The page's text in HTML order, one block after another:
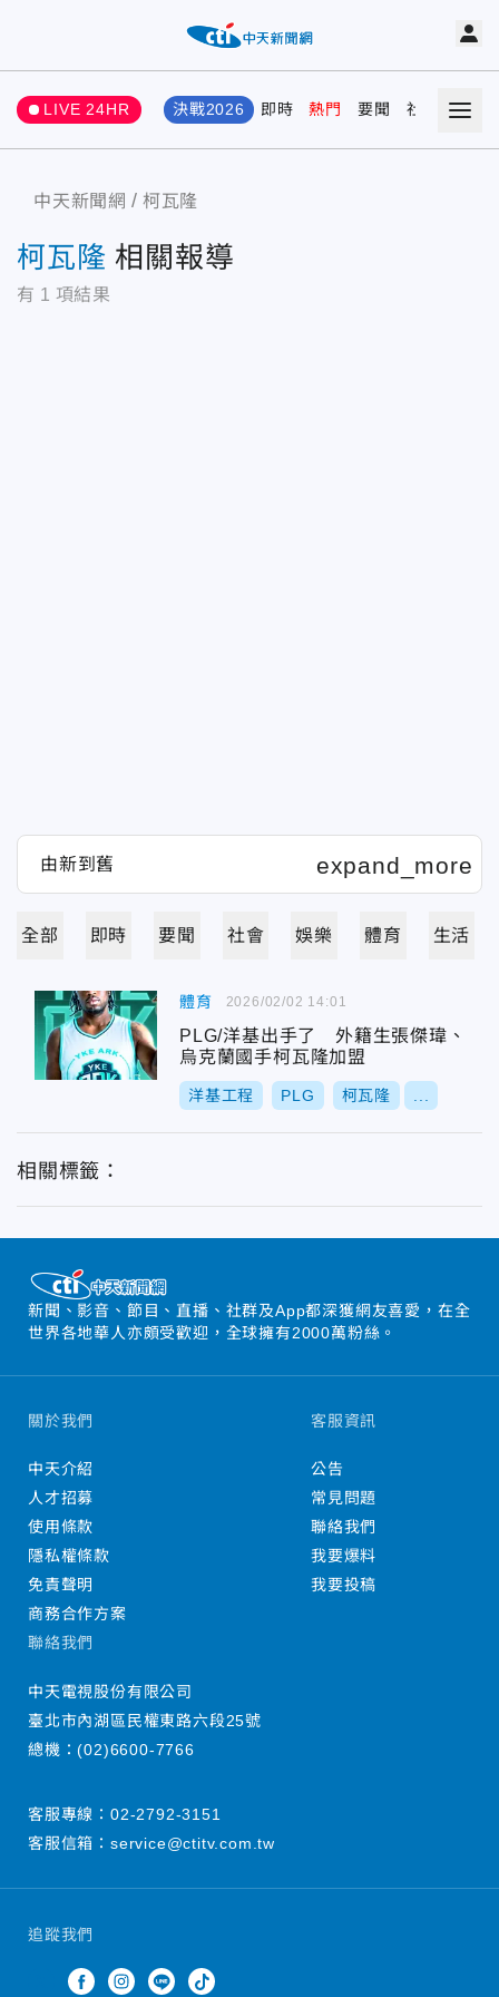
LIVE 24HR 決戰2026 即時 熱門 要聞 社會 娛樂
中天新聞網 柯瓦隆
柯瓦隆 相關報導
有 1 項結果
全部 即時 要聞 社會 娛樂 體育 生活
體育
PLG/洋基出手了 外籍生張傑瑋、
烏克蘭國手柯瓦隆加盟
洋基工程 PLG 柯瓦隆
2026/02/02 14:01
相關標籤：
新聞、影音、節目、直播、社群及App都深獲網友喜愛，在全
世界各地華人亦頗受歡迎，全球擁有2000萬粉絲。
追蹤我們
關於我們
中天介紹
人才招募
使用條款
隱私權條款
免責聲明
商務合作方案
客服資訊
公告
常見問題
聯絡我們
我要爆料
我要投稿
聯絡我們
中天電視股份有限公司
臺北市內湖區民權東路六段25號
總機：(02)6600-7766
客服專線： 02-2792-3151
客服信箱： service@ctitv.com.tw